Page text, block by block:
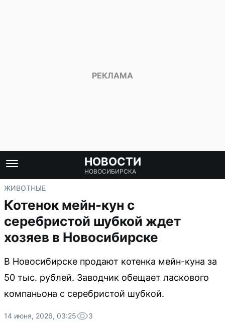
НОВОСТИ
НОВОСИБИРСКА
ЖИВОТНЫЕ
Котенок мейн-кун с
серебристой шубкой ждет
хозяев в Новосибирске
В Новосибирске продают котенка мейн-куна за
50 тыс. рублей. Заводчик обещает ласкового
компаньона с серебристой шубкой.
14 июня, 2026, 03:25 3